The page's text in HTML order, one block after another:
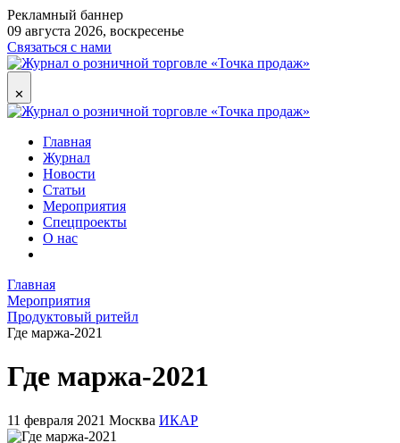
Рекламный баннер
09 августа 2026, воскресенье
Связаться с нами
✕
Главная
Журнал
Новости
Статьи
Мероприятия
Спецпроекты
О нас
Главная
Мероприятия
Продуктовый ритейл
Где маржа-2021
Где маржа-2021
11 февраля 2021 Москва ИКАР